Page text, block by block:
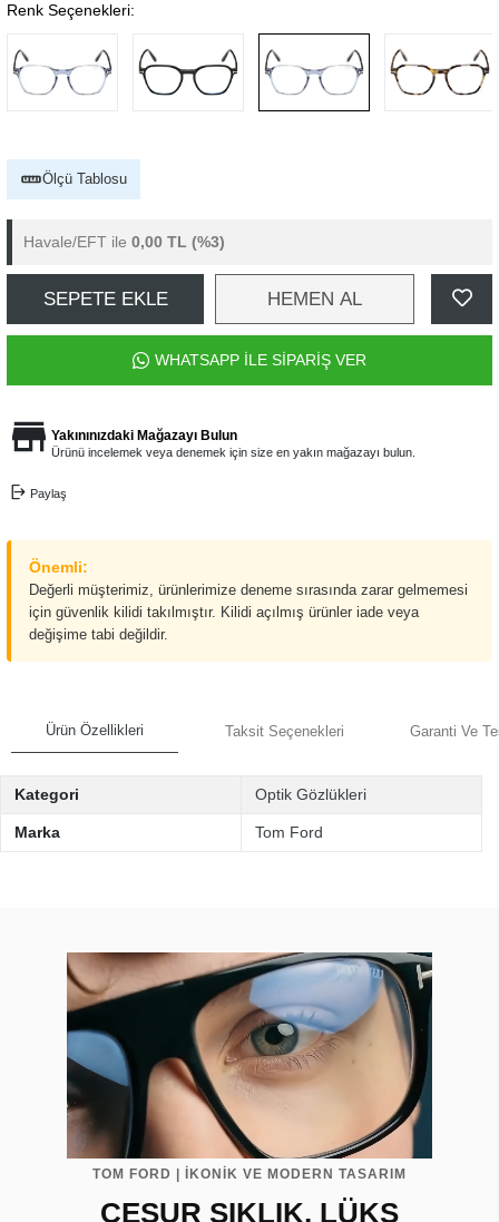
Renk Seçenekleri:
Ölçü Tablosu
Havale/EFT ile 0,00 TL (%3)
SEPETE EKLE HEMEN AL
WHATSAPP İLE SİPARİŞ VER
Yakınınızdaki Mağazayı Bulun
Ürünü incelemek veya denemek için size en yakın mağazayı bulun.
Paylaş
Önemli:
Değerli müşterimiz, ürünlerimize deneme sırasında zarar gelmemesi
için güvenlik kilidi takılmıştır. Kilidi açılmış ürünler iade veya
değişime tabi değildir.
Ürün Özellikleri Taksit Seçenekleri Garanti Ve
Kategori Optik Gözlükleri
Marka Tom Ford
TOM FORD | İKONİK VE MODERN TASARIM
CESUR ŞIKLIK, LÜKS